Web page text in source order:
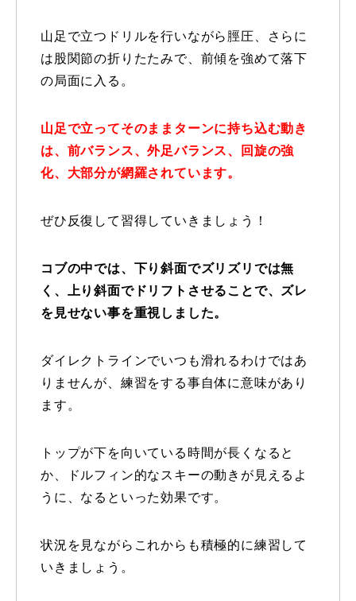
レッスン内容について
動画で学ぶ
最新レッスン動画
Online Store
コブ斜面の滑り方解説動画
プレゼント Present
常時メルマガ
山足で立つドリルを行いながら脛圧、さらに
は股関節の折りたたみで、前傾を強めて落下
の局面に入る。
山足で立ってそのままターンに持ち込む動き
は、前バランス、外足バランス、回旋の強
化、大部分が網羅されています。
ぜひ反復して習得していきましょう！
コブの中では、下り斜面でズリズリでは無
く、上り斜面でドリフトさせることで、ズレ
を見せない事を重視しました。
ダイレクトラインでいつも滑れるわけではあ
りませんが、練習をする事自体に意味があり
ます。
トップが下を向いている時間が長くなると
か、ドルフィン的なスキーの動きが見えるよ
うに、なるといった効果です。
状況を見ながらこれからも積極的に練習して
いきましょう。